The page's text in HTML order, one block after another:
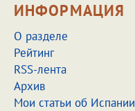
ИНФОРМАЦИЯ
О разделе
Рейтинг
RSS-лента
Архив
Мои статьи об Испании